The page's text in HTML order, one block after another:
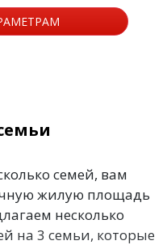
семей, вам
жилую площадь
несколько
на 3 семьи, которые